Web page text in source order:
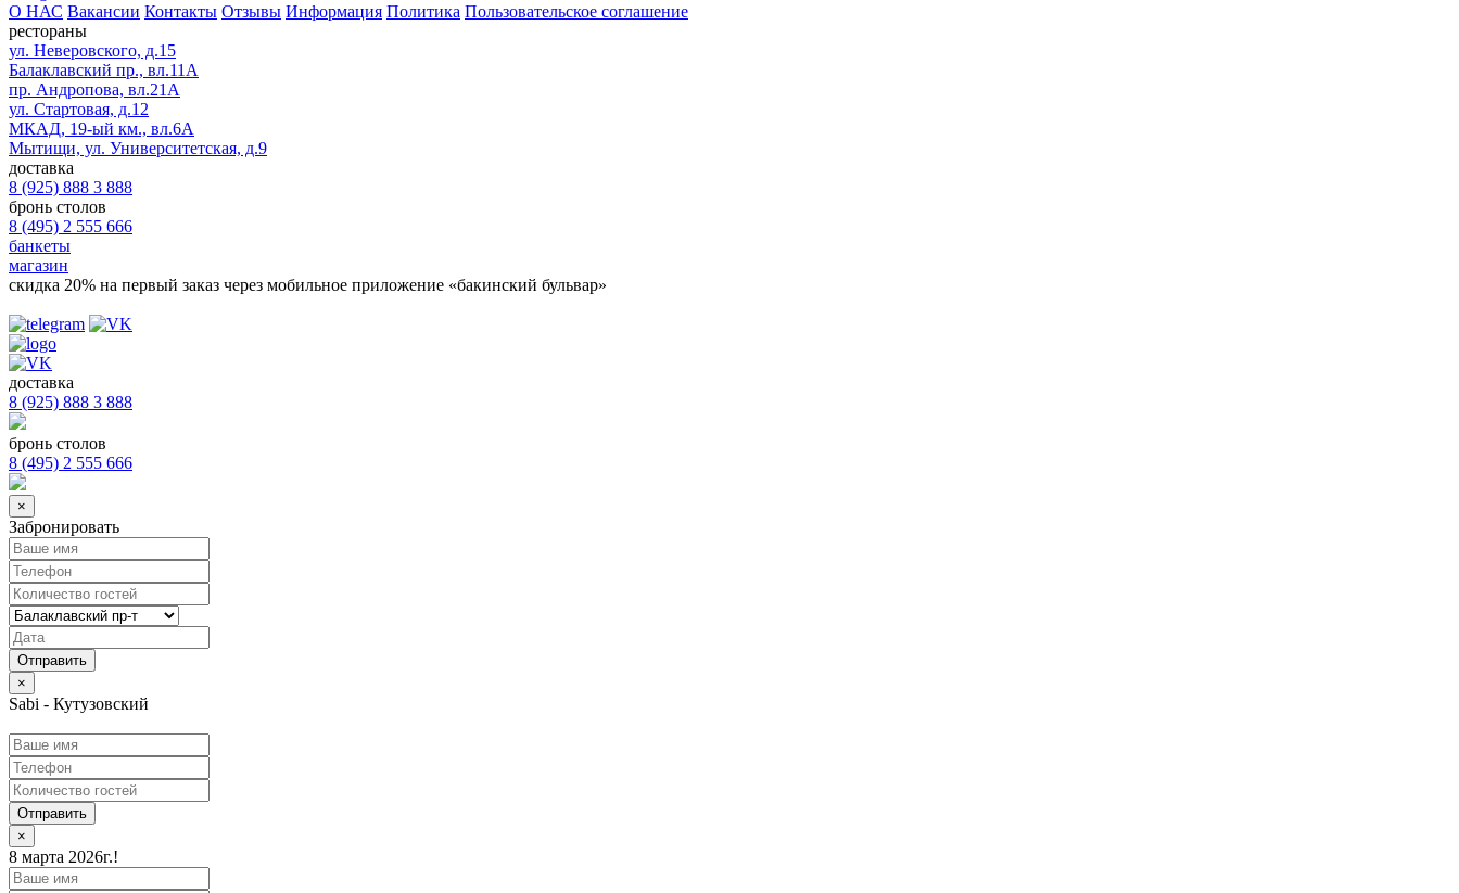
О НАС Вакансии Контакты Отзывы Информация Политика Пользовательское соглашение
рестораны
ул. Неверовского, д.15
Балаклавский пр., вл.11А
пр. Андропова, вл.21А
ул. Стартовая, д.12
МКАД, 19-ый км., вл.6А
Мытищи, ул. Университетская, д.9
доставка
8 (925) 888 3 888
бронь столов
8 (495) 2 555 666
банкеты
магазин
скидка 20% на первый заказ через мобильное приложение «бакинский бульвар»
доставка
8 (925) 888 3 888
бронь столов
8 (495) 2 555 666
×
Забронировать
×
Sabi - Кутузовский
Отправить
×
8 марта 2026г.!